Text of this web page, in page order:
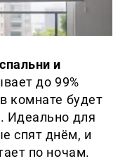
и
до 99%
комнате будет
Идеально для
спят днём, и
по ночам.